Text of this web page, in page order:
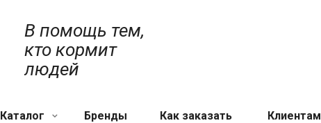
В помощь тем,
кто кормит
людей
Каталог Бренды Как заказать Клиентам